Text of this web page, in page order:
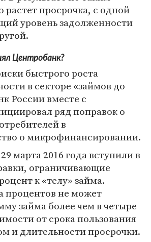
растет просрочка, с одной
уровень задолженности
Центробанк?
быстрого роста
в секторе «займов до
России вместе с
ряд поправок о
в
о микрофинансировании.
марта 2016 года вступили в
ограничивающие
к «телу» займа.
процентов не может
займа более чем в четыре
от срока пользования
и длительности просрочки.